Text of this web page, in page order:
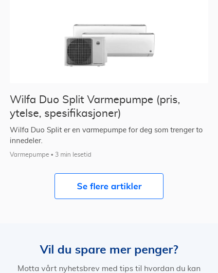
Wilfa Duo Split Varmepumpe (pris,
ytelse, spesifikasjoner)
Wilfa Duo Split er en varmepumpe for deg som trenger to
innedeler.
Varmepumpe 3 min lesetid
Se flere artikler
Vil du spare mer penger?
Motta vårt nyhetsbrev med tips til hvordan du kan